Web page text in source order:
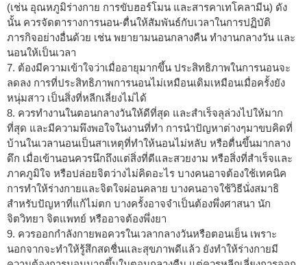
(เช่น อุณหภูมิร่างกาย การขับฮอร์โมน และสารคาเทโคลามีน) ดัง
นั้น ควรจัดตารางการนอน-ตื่นให้สัมพันธ์กับเวลาในการปฏิบัติ
ภารกิจอย่างอื่นด้วย เช่น พยายามนอนกลางคืน ทำงานกลางวัน และ
นอนให้เป็นเวลา
7. ต้องมีความเข้าใจว่าเมื่ออายุมากขึ้น ประสิทธิภาพในการนอนจะ
ลดลง การที่ประสิทธิภาพการนอนไม่เหมือนเดิมเหมือนเมื่อครั้งยัง
หนุ่มสาว เป็นสิ่งที่หลีกเลี่ยงไม่ได้
8. ควรทำงานในตอนกลางวันให้ดีที่สุด และสำเร็จลุล่วงไปให้มาก
ที่สุด และมีความพึงพอใจในงานที่ทำ การนำปัญหาต่างๆมาขบคิดที่
บ้านในเวลานอนเป็นสาเหตุที่ทำให้นอนไม่หลับ หรือตื่นขึ้นมากลาง
ดึก เมื่อเข้านอนควรนึกถึงแต่สิ่งที่ดีและสวยงาม หรือสิ่งที่สำเร็จและ
ภาคภูมิใจ หรือปล่อยจิตว่างไม่คิดอะไร บางคนอาจต้องใช้เทคนิค
การทำให้ร่างกายและจิตใจผ่อนคลาย บางคนอาจใช้วิธีนั่งสมาธิ
สำหรับปัญหาที่แก้ไม่ตก บางครั้งอาจจำเป็นต้องพึ่งศาสนา นัก
จิตวิทยา จิตแพทย์ หรืออาจต้องพึ่งยา
9. ควรออกกำลังกายพอควรในเวลากลางวันหรือตอนเย็น เพราะ
นอกจากจะทำให้รู้สึกสดชื่นและสุขภาพดีแล้ว ยังทำให้ร่างกายมี